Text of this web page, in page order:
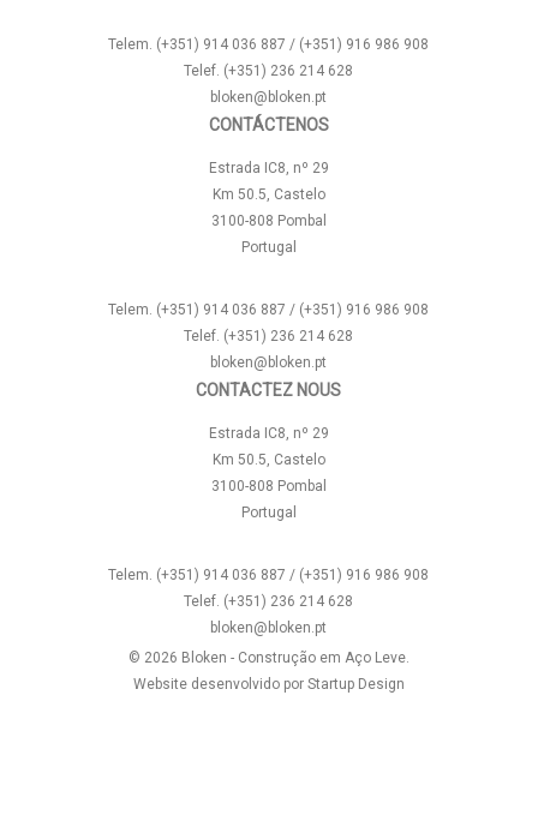
Telem. (+351) 914 036 887 / (+351) 916 986 908
Telef. (+351) 236 214 628
bloken@bloken.pt
CONTÁCTENOS
Estrada IC8, nº 29
Km 50.5, Castelo
3100-808 Pombal
Portugal
Telem. (+351) 914 036 887 / (+351) 916 986 908
Telef. (+351) 236 214 628
bloken@bloken.pt
CONTACTEZ NOUS
Estrada IC8, nº 29
Km 50.5, Castelo
3100-808 Pombal
Portugal
Telem. (+351) 914 036 887 / (+351) 916 986 908
Telef. (+351) 236 214 628
bloken@bloken.pt
© 2026 Bloken - Construção em Aço Leve.
Website desenvolvido por Startup Design